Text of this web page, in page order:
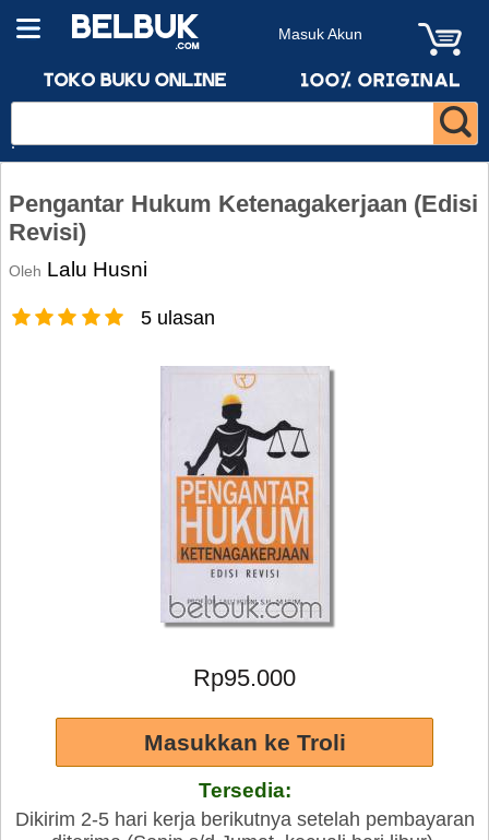
Masuk Akun
Pengantar Hukum Ketenagakerjaan (Edisi
Revisi)
Oleh Lalu Husni
5 ulasan
Rp95.000
Tersedia:
Dikirim 2-5 hari kerja berikutnya setelah pembayaran